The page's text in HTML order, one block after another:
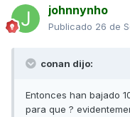
johnnynho
Publicado 26 de
conan dijo:
Entonces han bajado
para que ?